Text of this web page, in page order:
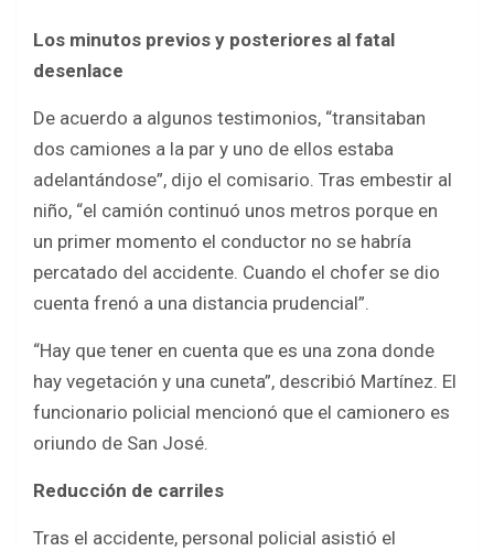
Los minutos previos y posteriores al fatal
desenlace
De acuerdo a algunos testimonios, “transitaban
dos camiones a la par y uno de ellos estaba
adelantándose”, dijo el comisario. Tras embestir al
niño, “el camión continuó unos metros porque en
un primer momento el conductor no se habría
percatado del accidente. Cuando el chofer se dio
cuenta frenó a una distancia prudencial”.
“Hay que tener en cuenta que es una zona donde
hay vegetación y una cuneta”, describió Martínez. El
funcionario policial mencionó que el camionero es
oriundo de San José.
Reducción de carriles
Tras el accidente, personal policial asistió el